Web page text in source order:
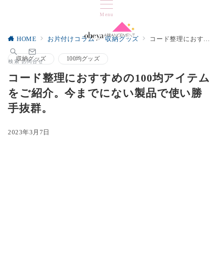
Menu
検索 お問合せ
HOME お片付けコラム 収納グッズ コード整理におすすめの100均アイテムをご紹介。今までにない製品で使い勝手抜群。
収納グッズ 100均グッズ
コード整理におすすめの100均アイテム
をご紹介。今までにない製品で使い勝
手抜群。
2023年3月7日